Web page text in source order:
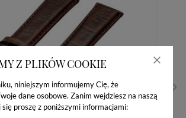
Z PLIKÓW COOKIE
niniejszym informujemy Cię, że
dane osobowe. Zanim wejdziesz na naszą
proszę z poniższymi informacjami: